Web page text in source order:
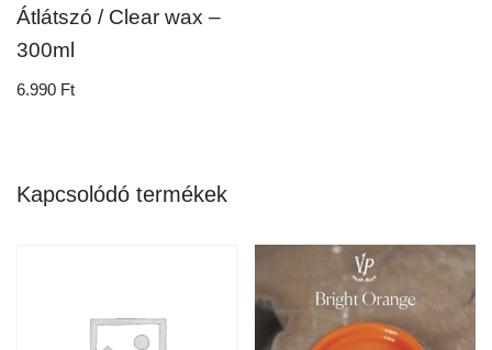
Átlátszó / Clear wax –
300ml
6.990 Ft
Kapcsolódó termékek